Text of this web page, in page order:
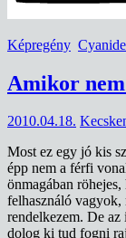
Képregény
Amikor
2010.04.18.
Most ez egy jó kis
épp nem a férfi
önmagában
felhasználó vagyok,
rendelkezem. De
dolog ki tud fogni